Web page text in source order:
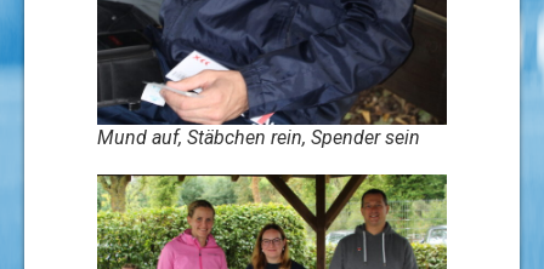
Mund auf, Stäbchen rein, Spender sein